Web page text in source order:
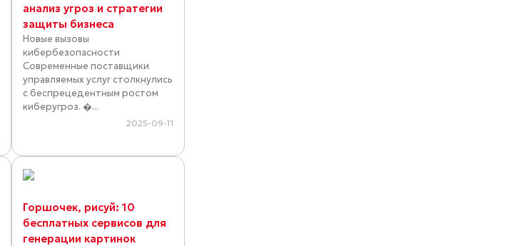
анализ угроз и стратегии
защиты бизнеса
Новые вызовы
кибербезопасности
Современные поставщики
управляемых услуг столкнулись
с беспрецедентным ростом
киберугроз. �...
2025-09-11
Горшочек, рисуй: 10
бесплатных сервисов для
генерации картинок